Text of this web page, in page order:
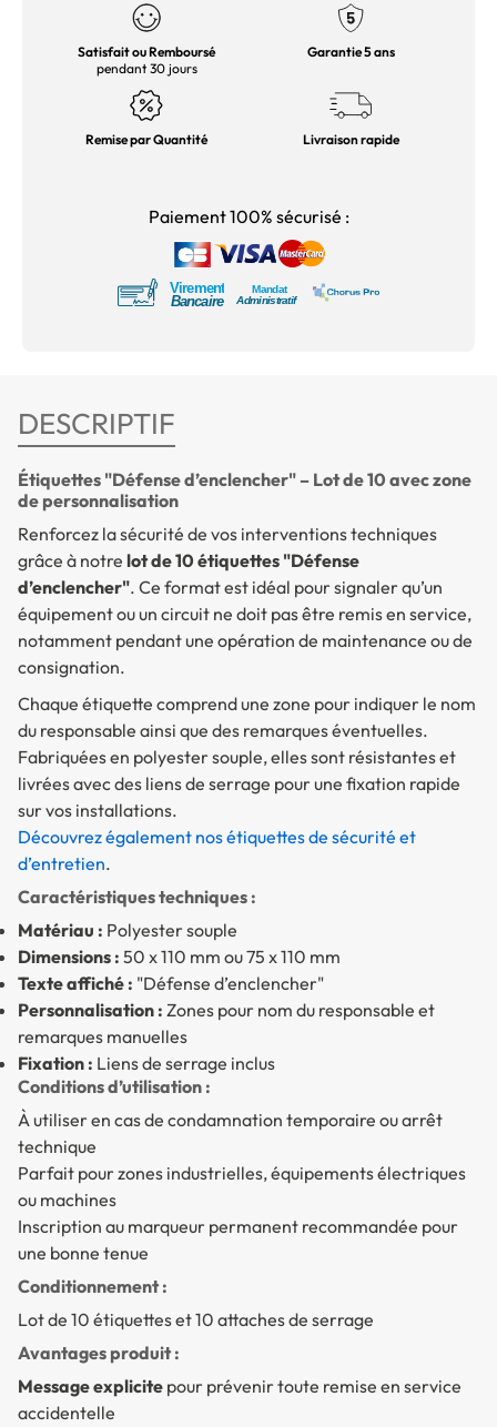
Satisfait ou Remboursé
pendant 30 jours
Garantie 5 ans
Remise par Quantité Livraison rapide
Paiement 100% sécurisé :
DESCRIPTIF
Étiquettes "Défense d’enclencher" – Lot de 10 avec zone
de personnalisation
Renforcez la sécurité de vos interventions techniques
grâce à notre lot de 10 étiquettes "Défense
d’enclencher". Ce format est idéal pour signaler qu’un
équipement ou un circuit ne doit pas être remis en service,
notamment pendant une opération de maintenance ou de
consignation.
Chaque étiquette comprend une zone pour indiquer le nom
du responsable ainsi que des remarques éventuelles.
Fabriquées en polyester souple, elles sont résistantes et
livrées avec des liens de serrage pour une fixation rapide
sur vos installations.
Découvrez également nos étiquettes de sécurité et
d’entretien.
Caractéristiques techniques :
Matériau : Polyester souple
Dimensions : 50 x 110 mm ou 75 x 110 mm
Texte affiché : "Défense d’enclencher"
Personnalisation : Zones pour nom du responsable et
remarques manuelles
Fixation : Liens de serrage inclus
Conditions d’utilisation :
À utiliser en cas de condamnation temporaire ou arrêt
technique
Parfait pour zones industrielles, équipements électriques
ou machines
Inscription au marqueur permanent recommandée pour
une bonne tenue
Conditionnement :
Lot de 10 étiquettes et 10 attaches de serrage
Avantages produit :
Message explicite pour prévenir toute remise en service
accidentelle